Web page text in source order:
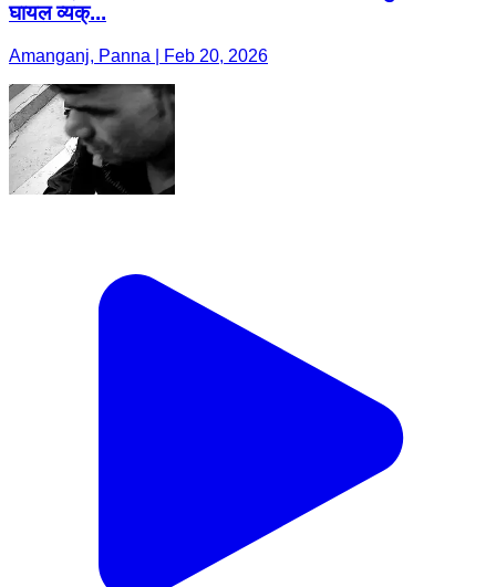
घायल व्यक्...
Amanganj, Panna | Feb 20, 2026